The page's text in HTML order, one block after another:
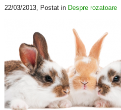
22/03/2013, Postat in Despre rozatoare